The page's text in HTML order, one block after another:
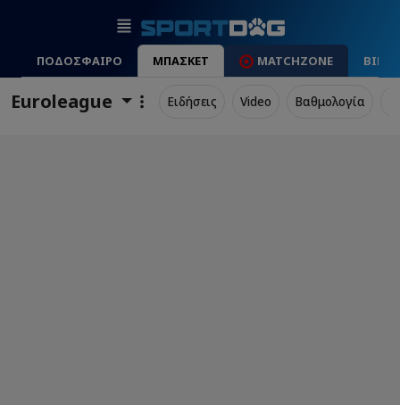
ΠΟΔΟΣΦΑΙΡΟ ΜΠΑΣΚΕΤ MATCHZONE
Euroleague Ειδήσεις Video Βαθμολογία